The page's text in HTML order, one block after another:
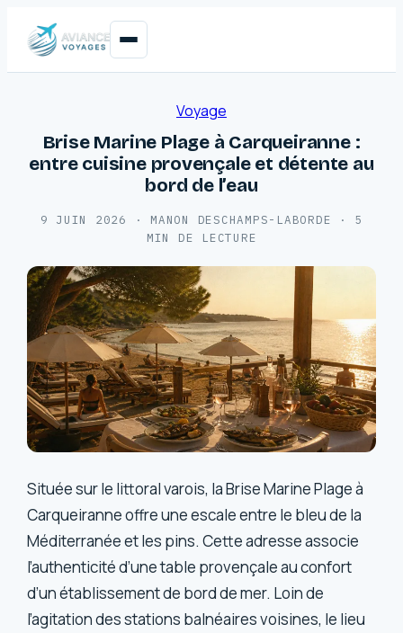
Voyage
Brise Marine Plage à Carqueiranne :
entre cuisine provençale et détente au
bord de l’eau
9 JUIN 2026 · MANON DESCHAMPS-LABORDE ·
5
MIN DE LECTURE
Située sur le littoral varois, la Brise Marine Plage à
Carqueiranne offre une escale entre le bleu de la
Méditerranée et les pins. Cette adresse associe
l’authenticité d’une table provençale au confort
d’un établissement de bord de mer. Loin de
l’agitation des stations balnéaires voisines, le lieu